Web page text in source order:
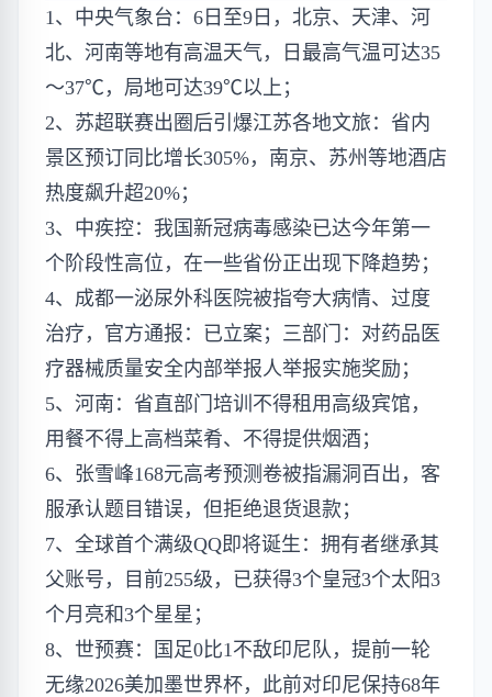
1、中央气象台：6日至9日，北京、天津、河
北、河南等地有高温天气，日最高气温可达35
～37℃，局地可达39℃以上；
2、苏超联赛出圈后引爆江苏各地文旅：省内
景区预订同比增长305%，南京、苏州等地酒店
热度飙升超20%；
3、中疾控：我国新冠病毒感染已达今年第一
个阶段性高位，在一些省份正出现下降趋势；
4、成都一泌尿外科医院被指夸大病情、过度
治疗，官方通报：已立案；三部门：对药品医
疗器械质量安全内部举报人举报实施奖励；
5、河南：省直部门培训不得租用高级宾馆，
用餐不得上高档菜肴、不得提供烟酒；
6、张雪峰168元高考预测卷被指漏洞百出，客
服承认题目错误，但拒绝退货退款；
7、全球首个满级QQ即将诞生：拥有者继承其
父账号，目前255级，已获得3个皇冠3个太阳3
个月亮和3个星星；
8、世预赛：国足0比1不敌印尼队，提前一轮
无缘2026美加墨世界杯，此前对印尼保持68年